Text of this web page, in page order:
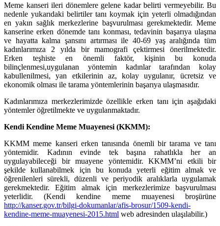
Meme kanseri ileri dönemlere gelene kadar belirti vermeyebilir. Bu
nedenle yukarıdaki belirtiler tanı koymak için yeterli olmadığından
en yakın sağlık merkezlerine başvurulması gerekmektedir. Meme
kanserine erken dönemde tanı konması, tedavinin başarıya ulaşma
ve hayatta kalma şansını artırması ile 40-69 yaş aralığında tüm
kadınlarımıza 2 yılda bir mamografi çektirmesi önerilmektedir.
Erken teşhiste en önemli faktör, kişinin bu konuda
bilinçlenmesi,uygulanan yöntemin kadınlar tarafından kolay
kabullenilmesi, yan etkilerinin az, kolay uygulanır, ücretsiz ve
ekonomik olması ile tarama yöntemlerinin başarıya ulaşmasıdır.
Kadınlarımıza merkezlerimizde özellikle erken tanı için aşağıdaki
yöntemler öğretilmekte ve uygulanmaktadır.
Kendi Kendine Meme Muayenesi (KKMM):
KKMM meme kanseri erken tanısında önemli bir tarama ve tanı
yöntemidir. Kadının evinde tek başına rahatlıkla her an
uygulayabileceği bir muayene yöntemidir. KKMM’ni etkili bir
şekilde kullanabilmek için bu konuda yeterli eğitim almak ve
öğrenilenleri sürekli, düzenli ve periyodik aralıklarla uygulamak
gerekmektedir. Eğitim almak için merkezlerimize başvurulması
yeterlidir. (Kendi kendine meme muayenesi broşürüne
http://kanser.gov.tr/bilgi-dokumanlar/afis-brosur/1509-kendi-
kendine-meme-muayenesi-2015.html web adresinden ulaşılabilir.)